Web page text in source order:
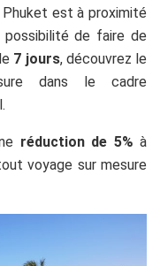
Phuket est à proximité
possibilité de faire de
7 jours, découvrez le
dans le cadre
réduction de 5% à
voyage sur mesure